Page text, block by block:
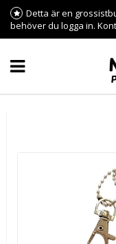
Detta är en
behöver du logga in.